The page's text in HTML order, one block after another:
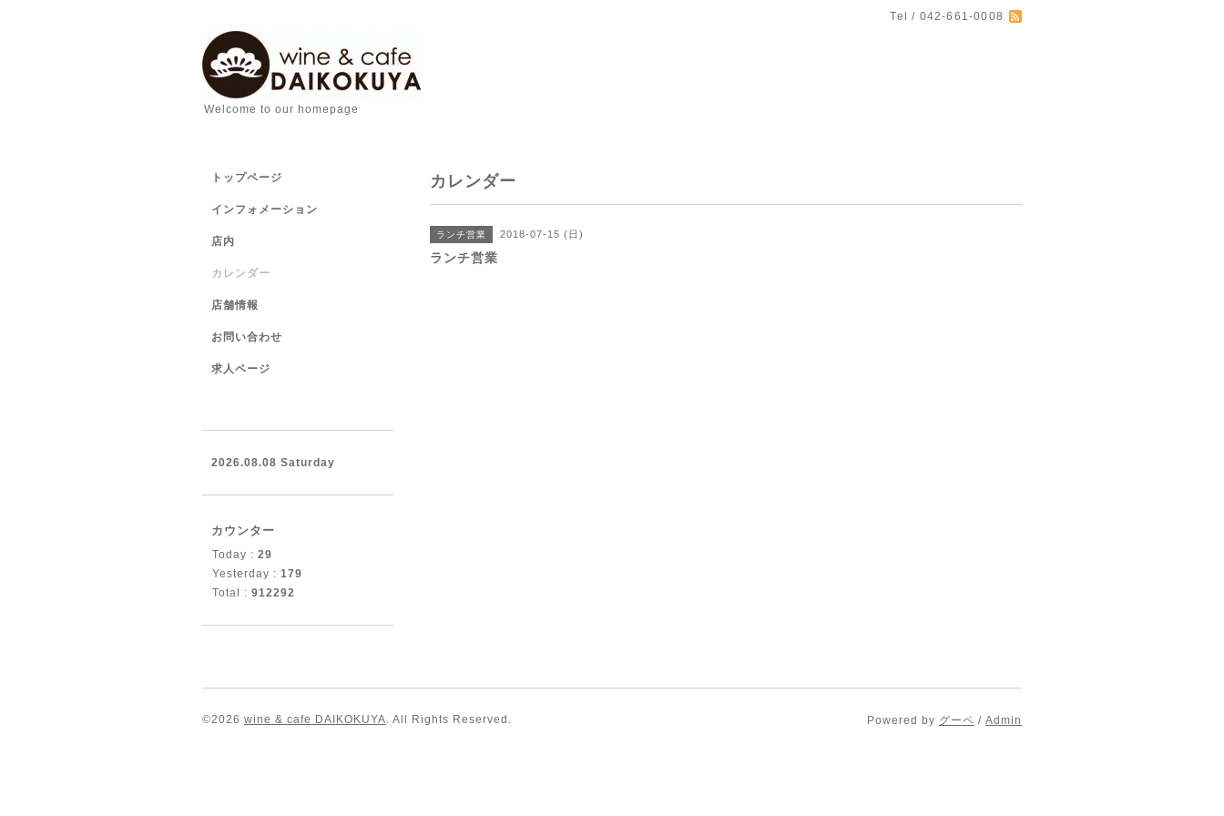
Tel / 042-661-0008
Welcome to our homepage
カレンダー
ランチ営業 2018-07-15 (日)
ランチ営業
トップページ
インフォメーション
店内
カレンダー
店舗情報
お問い合わせ
求人ページ
2026.08.08 Saturday
カウンター
Today : 29
Yesterday : 179
Total : 912292
©2026 wine & cafe DAIKOKUYA. All Rights Reserved. Powered by グーペ / Admin